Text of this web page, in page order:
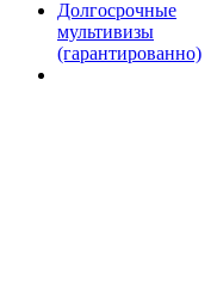
Долгосрочные
мультивизы
(гарантированно)